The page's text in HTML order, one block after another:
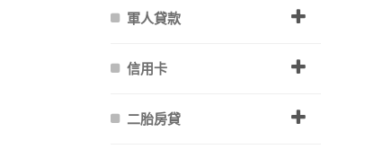
軍人貸款
信用卡
二胎房貸